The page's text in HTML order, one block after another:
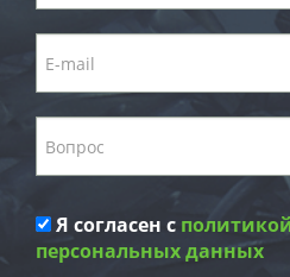
Я согласен с
персональных данных